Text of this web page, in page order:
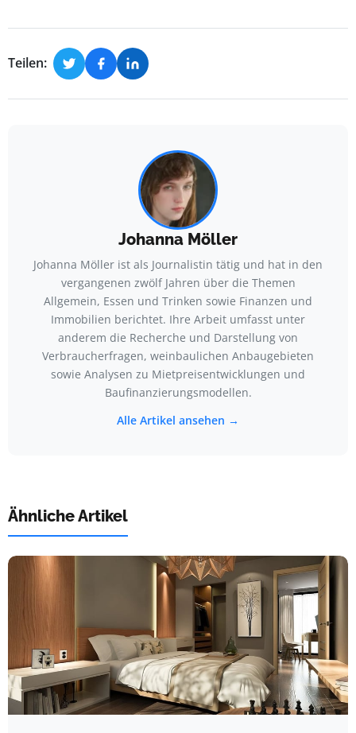
Teilen:
Johanna Möller
Johanna Möller ist als Journalistin tätig und hat in den
vergangenen zwölf Jahren über die Themen
Allgemein, Essen und Trinken sowie Finanzen und
Immobilien berichtet. Ihre Arbeit umfasst unter
anderem die Recherche und Darstellung von
Verbraucherfragen, weinbaulichen Anbaugebieten
sowie Analysen zu Mietpreisentwicklungen und
Baufinanzierungsmodellen.
Alle Artikel ansehen →
Ähnliche Artikel